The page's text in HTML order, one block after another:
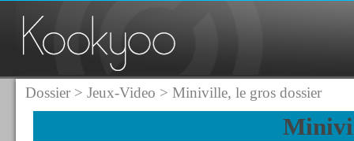
Dossier> Jeux-Video > Miniville, le gros dossier